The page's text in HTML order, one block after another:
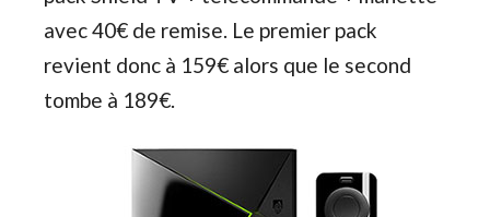
avec 40€ de remise. Le premier pack
revient donc à 159€ alors que le second
tombe à 189€.